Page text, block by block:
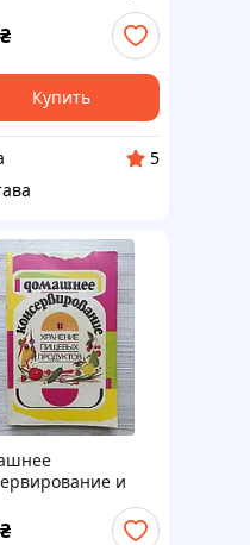
₴
Купить
5
и
₴